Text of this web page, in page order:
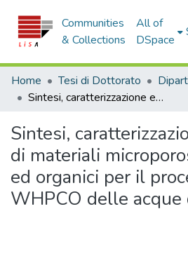
Communities
& Collections
All of
DSpace
Home Tesi di Dottorato
Sintesi, caratterizzazione ed utilizzo di materiali microporosi inorganici ed organici per il processo di WHPCO delle acque di vegetazione
Sintesi,
di materiali
ed organici per il
WHPCO delle acque